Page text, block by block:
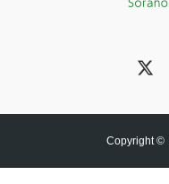
Copyright ©